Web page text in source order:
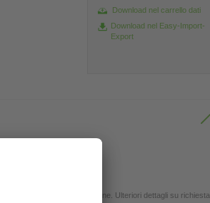
Download nel carrello dati
Download nel Easy-Import-
Export
chimici e oli
per la singola applicazione. Ulteriori dettagli su richiesta.